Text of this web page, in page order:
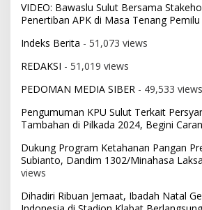
VIDEO: Bawaslu Sulut Bersama
Penertiban APK di Masa Tenang
Indeks Berita - 51,073 views
REDAKSI - 51,019 views
PEDOMAN MEDIA SIBER - 49,533 views
Pengumuman KPU Sulut Terkait
Tambahan di Pilkada 2024, Begini
Dukung Program Ketahanan Pangan
Subianto, Dandim 1302/Minahasa
views
Dihadiri Ribuan Jemaat, Ibadah Natal